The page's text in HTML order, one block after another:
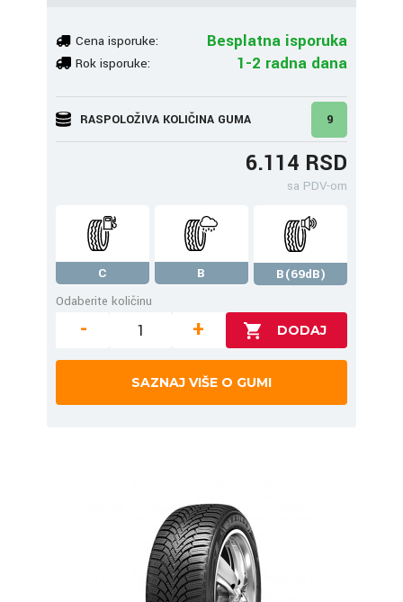
Cena isporuke: Besplatna isporuka
Rok isporuke: 1-2 radna dana
RASPOLOŽIVA KOLIČINA GUMA 9
6.114 RSD
sa PDV-om
C B
B(69dB)
Odaberite količinu
- +
SAZNAJ VIŠE O GUMI